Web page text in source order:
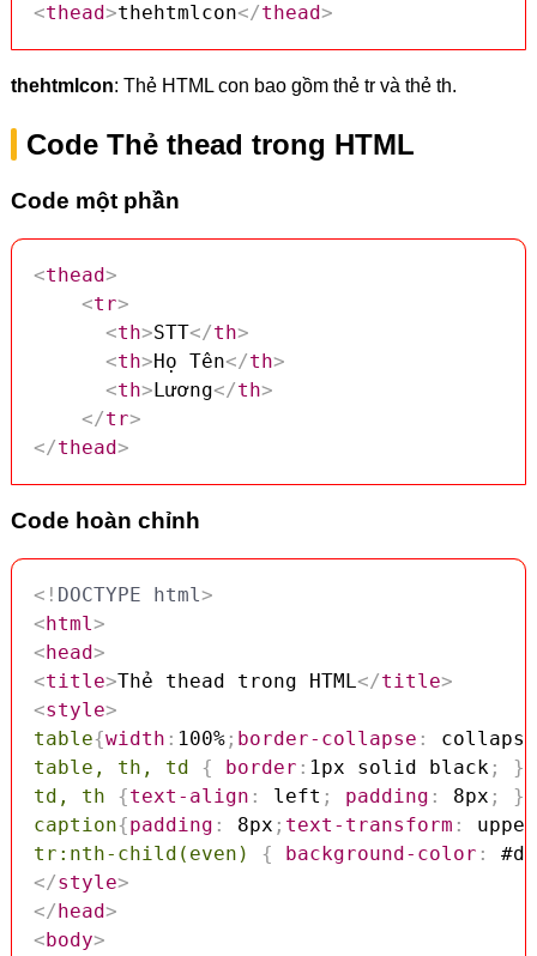
<thead>thehtmlcon</thead>
thehtmlcon: Thẻ HTML con bao gồm thẻ tr và thẻ th.
Code Thẻ thead trong HTML
Code một phần
<thead>
<tr>
<th>STT</th>
<th>Họ Tên</th>
<th>Lương</th>
</tr>
</thead>
Code hoàn chỉnh
<! DOCTYPE html>
< html>
< head>
<title>Thẻ thead trong HTML</title>
<style>
table{width : 100%; border-collapse : collapse
table, th, td
{ border : 1px solid black;
}
td, th
{text-align : left ; padding : 8px ;
}
caption{padding : 8px ; text-transform :
tr:nth-child(even)
{ background-color :
</style>
</ head>
< body>